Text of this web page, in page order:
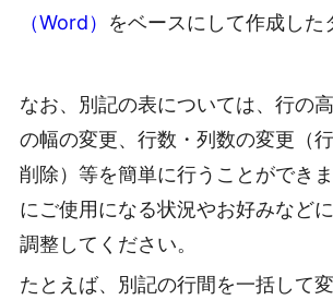
（Word） をベースにして作成した
なお、別記の表については、行の
の幅の変更、行数・列数の変更（
削除）等を簡単に行うことができ
にご使用になる状況やお好みなど
調整してください。
たとえば、別記の行間を一括して